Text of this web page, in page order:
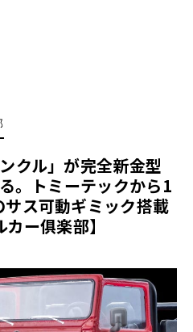
クル」が完全新金型
。トミーテックから1
ス可動ギミック搭載
ー俱楽部】